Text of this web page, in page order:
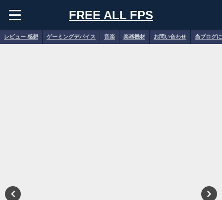
FREE ALL FPS
レビュー 感想 ゲーミングデバイス 音楽 楽器機材 お問い合わせ 当ブログ